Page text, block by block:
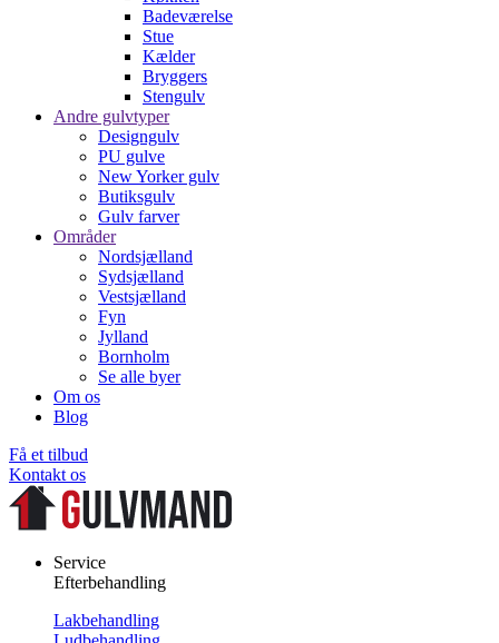
Badeværelse
Stue
Kælder
Bryggers
Stengulv
Andre gulvtyper
Designgulv
PU gulve
New Yorker gulv
Butiksgulv
Gulv farver
Områder
Nordsjælland
Sydsjælland
Vestsjælland
Fyn
Jylland
Bornholm
Se alle byer
Om os
Blog
Få et tilbud
Kontakt os
Service
Efterbehandling
Lakbehandling